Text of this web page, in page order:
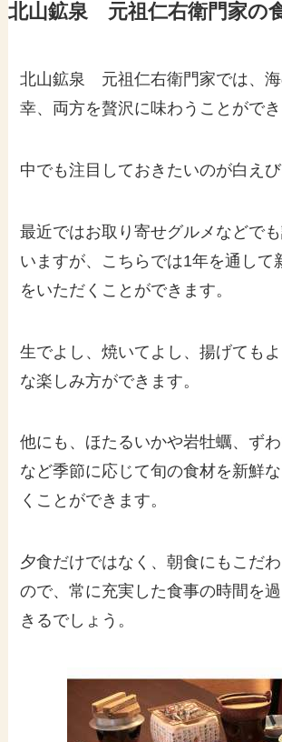
北山鉱泉 元祖仁右衛門家の
北山鉱泉 元祖仁右衛門家では、
幸、両方を贅沢に味わうことができ
中でも注目しておきたいのが白えび
最近ではお取り寄せグルメなどで
いますが、こちらでは1年を通して
をいただくことができます。
生でよし、焼いてよし、揚げても
な楽しみ方ができます。
他にも、ほたるいかや岩牡蠣、ず
など季節に応じて旬の食材を新鮮
くことができます。
夕食だけではなく、朝食にもこだ
ので、常に充実した食事の時間を
きるでしょう。